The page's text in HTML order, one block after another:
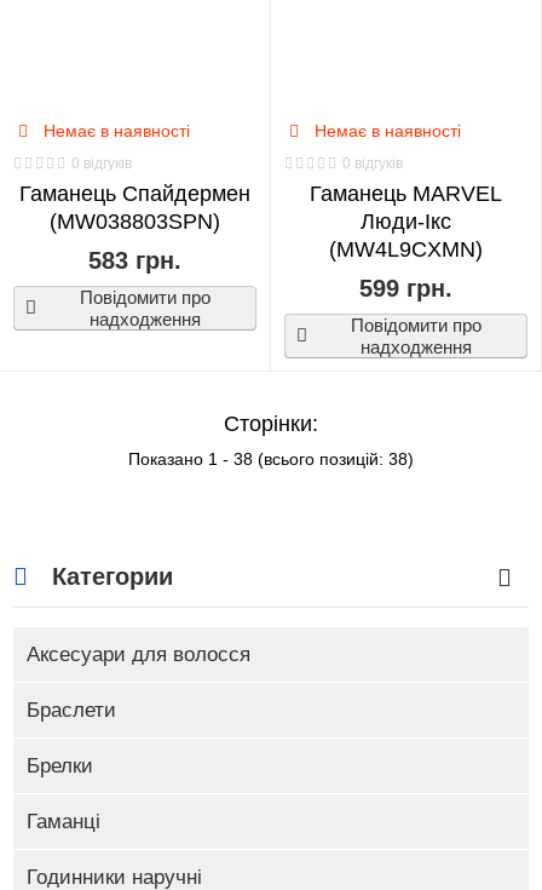
Немає в наявності
0 відгуків
Гаманець Спайдермен
(MW038803SPN)
583 грн.
Повідомити про
надходження
Немає в наявності
0 відгуків
Гаманець MARVEL
Люди-Ікс
(MW4L9CXMN)
599 грн.
Повідомити про
надходження
Сторінки:
Показано 1 - 38 (всього позицій: 38)
Категории
Аксесуари для волосся
Браслети
Брелки
Гаманці
Годинники наручні